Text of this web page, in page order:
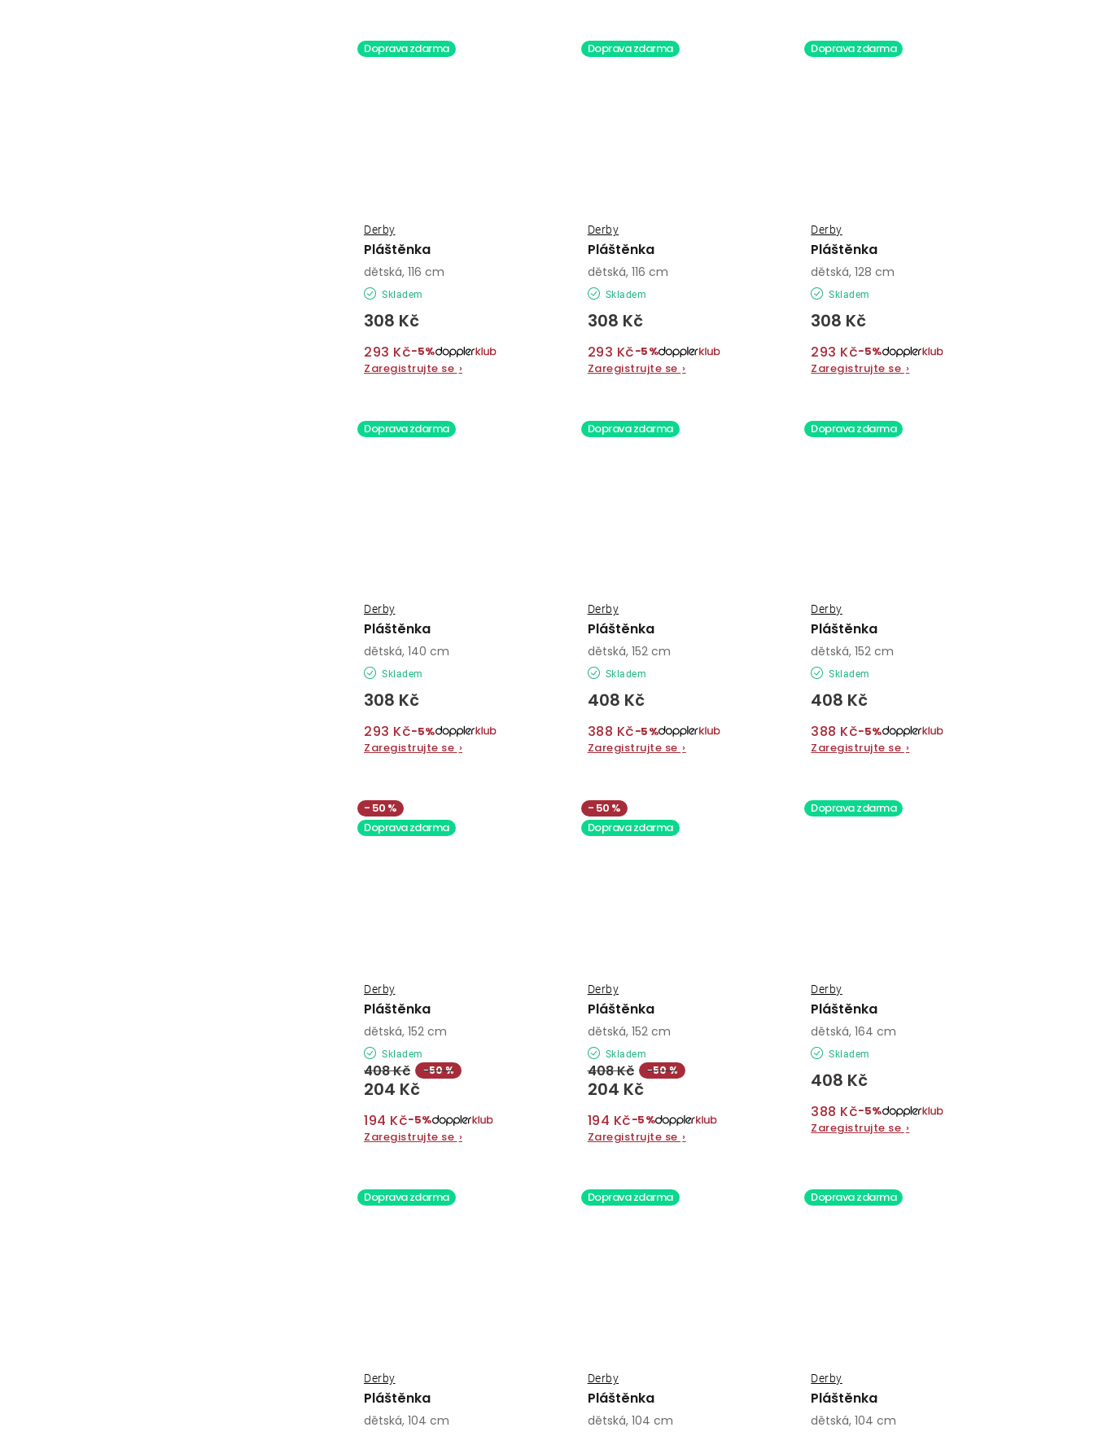
Doprava zdarma
Pláštěnka
Derby
Skladem
308 Kč
293 Kč−5%
Zaregistrujte se ›
dětská, 116 cm
Doprava zdarma
Pláštěnka
Derby
Skladem
308 Kč
293 Kč−5%
Zaregistrujte se ›
dětská, 116 cm
Doprava zdarma
Pláštěnka
Derby
Skladem
308 Kč
293 Kč−5%
Zaregistrujte se ›
dětská, 128 cm
Doprava zdarma
Pláštěnka
Derby
Skladem
308 Kč
293 Kč−5%
Zaregistrujte se ›
dětská, 140 cm
Doprava zdarma
Pláštěnka
Derby
Skladem
408 Kč
388 Kč−5%
Zaregistrujte se ›
dětská, 152 cm
Doprava zdarma
Pláštěnka
Derby
Skladem
408 Kč
388 Kč−5%
Zaregistrujte se ›
dětská, 152 cm
50 %
Doprava zdarma
Pláštěnka
Derby
Skladem
204 Kč
408 Kč −50 %
194 Kč−5%
Zaregistrujte se ›
dětská, 152 cm
50 %
Doprava zdarma
Pláštěnka
Derby
Skladem
204 Kč
408 Kč −50 %
194 Kč−5%
Zaregistrujte se ›
dětská, 152 cm
Doprava zdarma
Pláštěnka
Derby
Skladem
408 Kč
388 Kč−5%
Zaregistrujte se ›
dětská, 164 cm
Doprava zdarma
Pláštěnka
Derby
dětská, 104 cm
Doprava zdarma
Pláštěnka
Derby
dětská, 104 cm
Doprava zdarma
Pláštěnka
Derby
dětská, 104 cm